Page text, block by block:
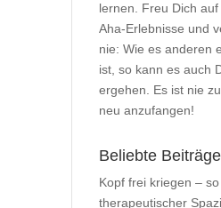
lernen. Freu Dich auf
Aha-Erlebnisse und
nie: Wie es anderen
ist, so kann es auch
ergehen. Es ist nie
neu anzufangen!
Beliebte Beiträge
Kopf frei kriegen –
therapeutischer